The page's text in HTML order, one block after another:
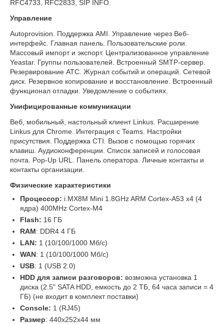
RFC4733, RFC2833, SIP INFO.
Управление
Autoprovision. Поддержка AMI. Управление через Веб-
интерфейс. Главная панель. Пользовательские роли.
Массовый импорт и экспорт. Централизованное управление
Yeastar. Группы пользователей. Встроенный SMTP-сервер.
Резервирование АТС. Журнал событий и операций. Сетевой
диск. Резервное копирование и восстановление. Встроенный
функционал отладки. Уведомление о событиях.
Унифицированные коммуникации
Веб, мобильный, настольный клиент Linkus. Расширение
Linkus для Chrome. Интеграция с Teams. Настройки
присутствия. Поддержка CTI. Вызов с помощью горячих
клавиш. Аудиоконференции. Список записей и голосовая
почта. Pop-Up URL. Панель оператора. Личные контакты и
контакты организации.
Физические характеристики
Процессор: i.MX8M Mini 1.8GHz ARM Cortex-A53 x4 (4
ядра) 400MHz Cortex-M4
Flash: 16 ГБ
RAM: DDR4 4 ГБ
LAN: 1 (10/100/1000 Мб/с)
WAN: 1 (10/100/1000 Мб/с)
USB: 1 (USB 2.0)
HDD для записи разговоров: возможна установка 1
диска (2.5" SATA HDD, емкость до 2 ТБ, 64 часа записи = 4
ГБ) (не входит в комплект поставки)
Console: 1 (RJ45)
Размер: 440х252х44 мм